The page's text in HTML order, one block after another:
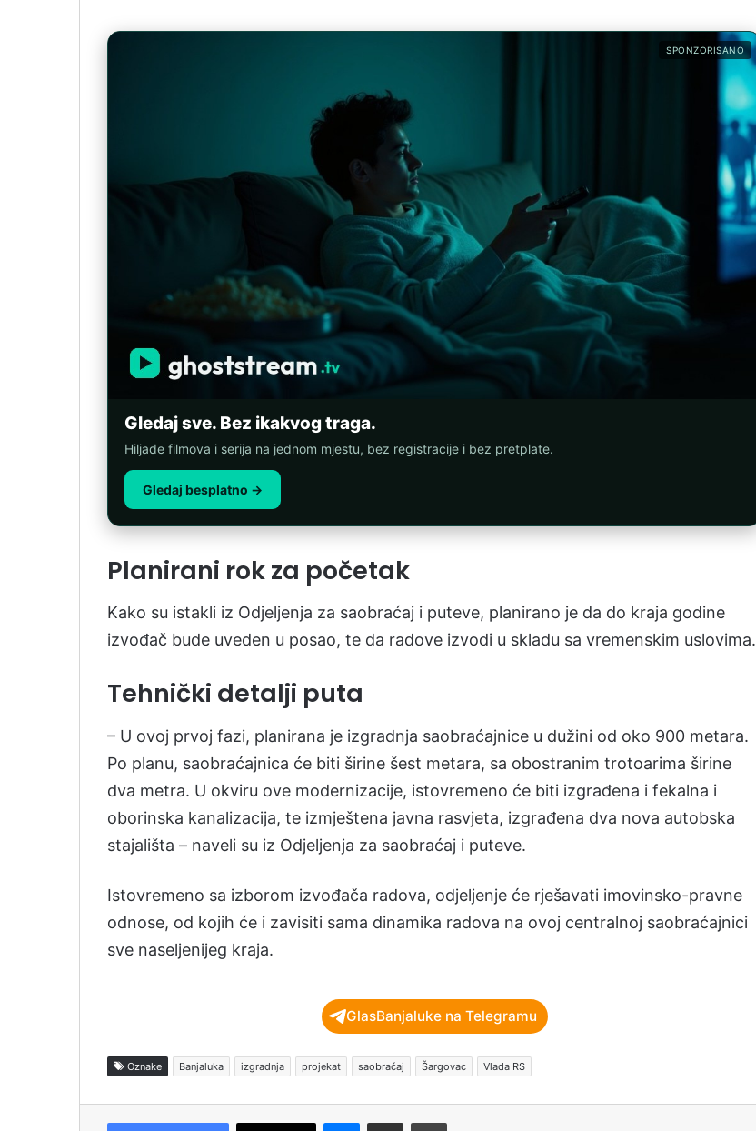
SPONZORISANO
Gledaj sve. Bez ikakvog traga.
Hiljade filmova i serija na jednom mjestu, bez registracije i bez pretplate.
Gledaj besplatno →
Planirani rok za početak
Kako su istakli iz Odjeljenja za saobraćaj i puteve, planirano je da do kraja godine
izvođač bude uveden u posao, te da radove izvodi u skladu sa vremenskim uslovima.
Tehnički detalji puta
– U ovoj prvoj fazi, planirana je izgradnja saobraćajnice u dužini od oko 900 metara.
Po planu, saobraćajnica će biti širine šest metara, sa obostranim trotoarima širine
dva metra. U okviru ove modernizacije, istovremeno će biti izgrađena i fekalna i
oborinska kanalizacija, te izmještena javna rasvjeta, izgrađena dva nova autobska
stajališta – naveli su iz Odjeljenja za saobraćaj i puteve.
Istovremeno sa izborom izvođača radova, odjeljenje će rješavati imovinsko-pravne
odnose, od kojih će i zavisiti sama dinamika radova na ovoj centralnoj saobraćajnici
sve naseljenijeg kraja.
GlasBanjaluke na Telegramu
Oznake Banjaluka izgradnja projekat saobraćaj Šargovac Vlada RS